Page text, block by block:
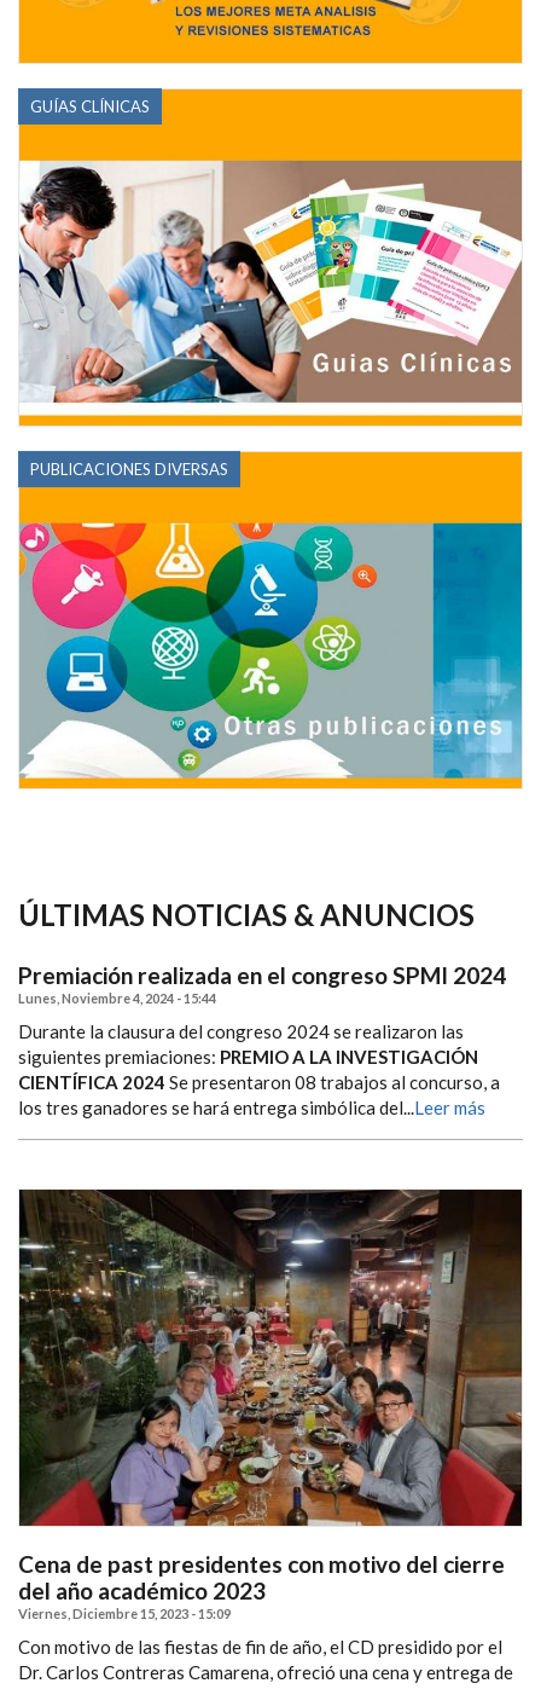
GUÍAS CLÍNICAS
PUBLICACIONES DIVERSAS
ÚLTIMAS NOTICIAS & ANUNCIOS
Premiación realizada en el congreso SPMI 2024
Lunes, Noviembre 4, 2024 - 15:44
Durante la clausura del congreso 2024 se realizaron las
siguientes premiaciones: PREMIO A LA INVESTIGACIÓN
CIENTÍFICA 2024 Se presentaron 08 trabajos al concurso, a
los tres ganadores se hará entrega simbólica del...Leer más
Cena de past presidentes con motivo del cierre
del año académico 2023
Viernes, Diciembre 15, 2023 - 15:09
Con motivo de las fiestas de fin de año, el CD presidido por el
Dr. Carlos Contreras Camarena, ofreció una cena y entrega de